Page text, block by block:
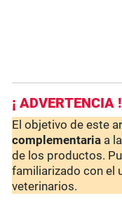
¡ ADVERTENCIA !
El objetivo de este
complementaria a
de los productos.
familiarizado con el
veterinarios.